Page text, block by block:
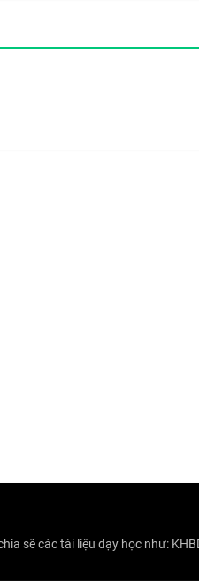
sẽ các tài liệu dạy học như: